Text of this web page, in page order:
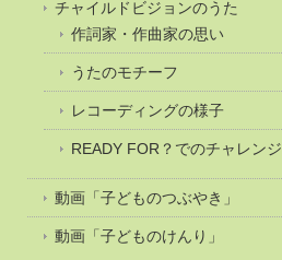
チャイルドビジョンのうた
作詞家・作曲家の思い
うたのモチーフ
レコーディングの様子
READY FOR？でのチャレンジ
動画「子どものつぶやき」
動画「子どものけんり」